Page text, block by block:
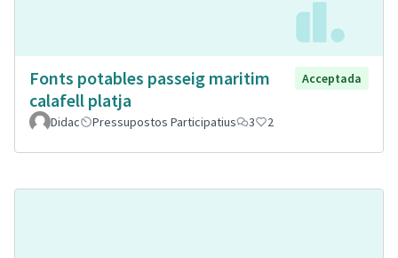
Fonts potables passeig maritim
calafell platja
Acceptada
Didac Pressupostos Participatius 3 2